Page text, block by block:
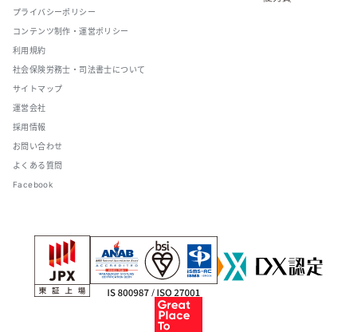
プライバシーポリシー
コンテンツ制作・運営ポリシー
利用規約
社会保険労務士・司法書士について
サイトマップ
運営会社
採用情報
お問い合わせ
よくある質問
Facebook